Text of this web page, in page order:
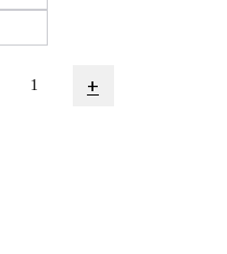
+